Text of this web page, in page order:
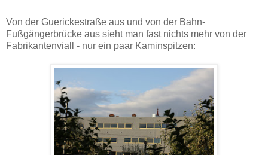
Von der Guerickestraße aus und von der Bahn-
Fußgängerbrücke aus sieht man fast nichts mehr von der
Fabrikantenviall - nur ein paar Kaminspitzen: